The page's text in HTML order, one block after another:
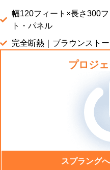
幅120フィート×長さ300
ト・パネル
完全断熱｜ブラウンスト
プロジ
スプラング